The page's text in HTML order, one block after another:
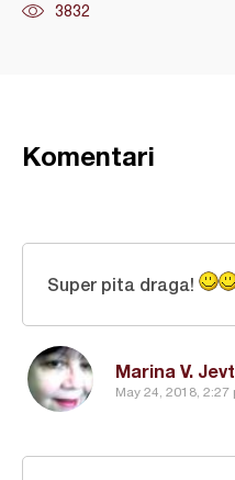
3832
Komentari
Marina V.
May 24, 2018, 2:27
Super pita draga!